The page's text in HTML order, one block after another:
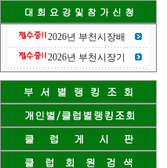
2026년 부천시장배
2026년 부천시장기